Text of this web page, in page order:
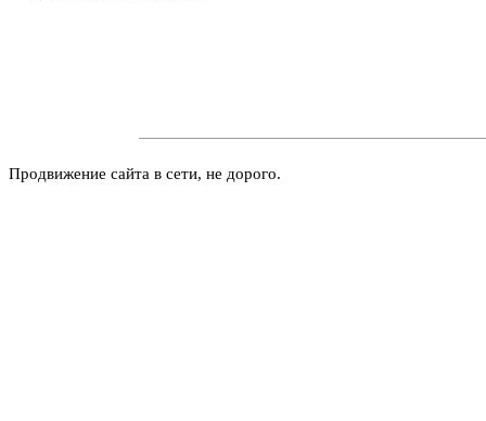
Продвижение сайта в сети, не дорого.